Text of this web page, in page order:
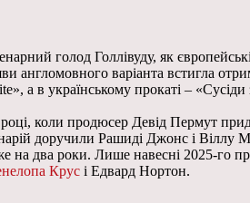
голод Голлівуду, як
англомовного варіанта встигла
а в українському прокаті –
коли продюсер Девід Пермут
доручили Рашиді Джонс і Віллу
на два роки. Лише навесні 2025-го
Крус і Едвард Нортон.